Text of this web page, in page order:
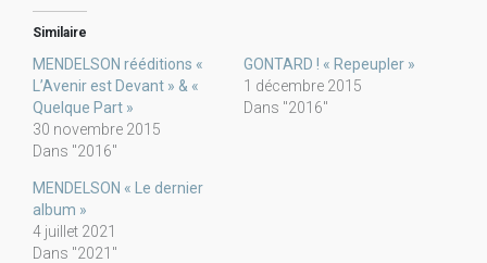
Similaire
MENDELSON rééditions «
L’Avenir est Devant » & «
Quelque Part »
30 novembre 2015
Dans "2016"
GONTARD ! « Repeupler »
1 décembre 2015
Dans "2016"
MENDELSON « Le dernier
album »
4 juillet 2021
Dans "2021"